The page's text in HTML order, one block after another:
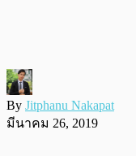
By Jitphanu Nakapat
มีนาคม 26, 2019